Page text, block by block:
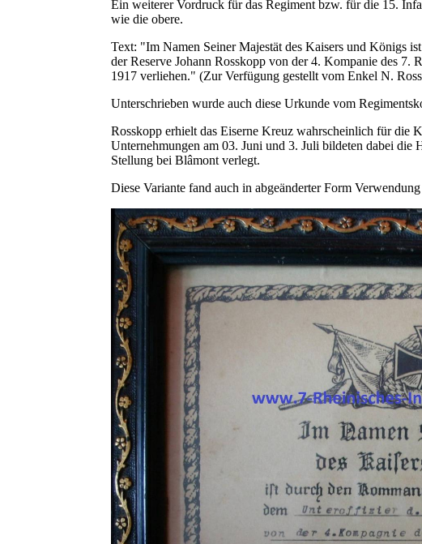
Ein weiterer Vordruck für das Regiment bzw. für die 15.
wie die obere.
Text: "Im Namen Seiner Majestät des Kaisers und Königs
der Reserve Johann Rosskopp von der 4. Kompanie des
1917 verliehen." (Zur Verfügung gestellt vom Enkel N.
Unterschrieben wurde auch diese Urkunde vom
Rosskopp erhielt das Eiserne Kreuz wahrscheinlich für die
Unternehmungen am 03. Juni und 3. Juli bildeten dabei
Stellung bei Blâmont verlegt.
Diese Variante fand auch in abgeänderter Form